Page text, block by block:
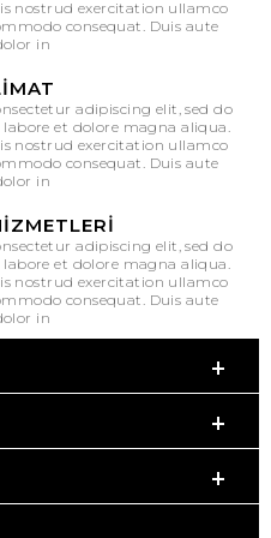
nostrud exercitation ullamco
consequat. Duis aute
in
adipiscing elit, sed do
et dolore magna aliqua.
nostrud exercitation ullamco
consequat. Duis aute
in
adipiscing elit, sed do
et dolore magna aliqua.
nostrud exercitation ullamco
consequat. Duis aute
in